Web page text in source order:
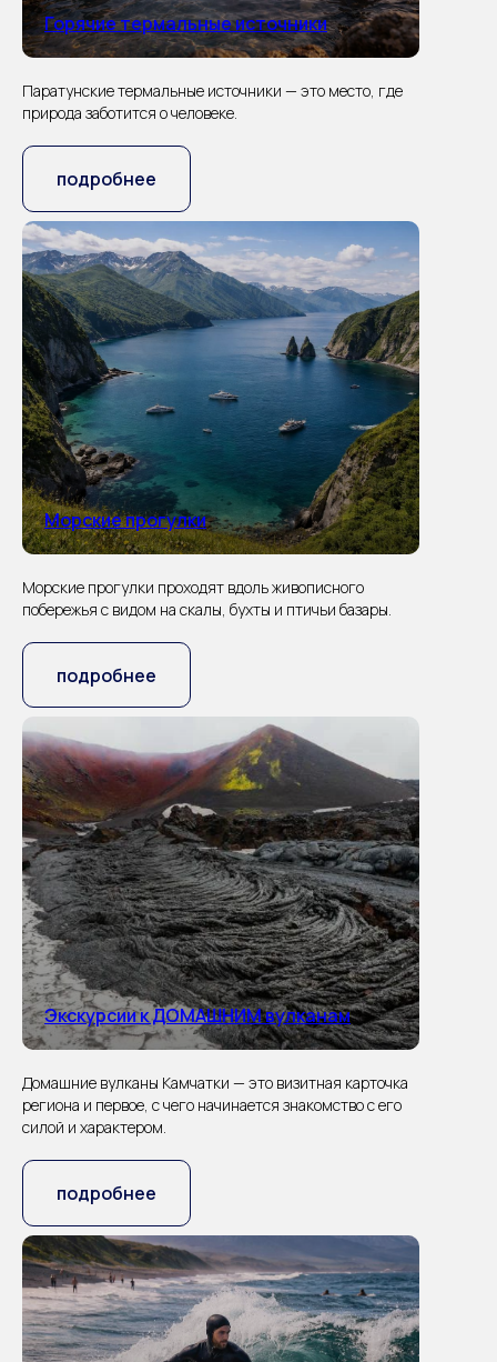
Горячие термальные источники
Паратунские термальные источники — это место, где
природа заботится о человеке.
подробнее
Морские прогулки
Морские прогулки проходят вдоль живописного
побережья с видом на скалы, бухты и птичьи базары.
подробнее
Экскурсии к ДОМАШНИМ вулканам
Домашние вулканы Камчатки — это визитная карточка
региона и первое, с чего начинается знакомство с его
силой и характером.
подробнее